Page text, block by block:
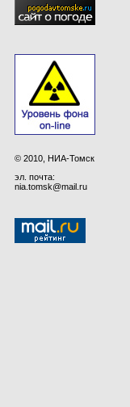
© 2010, НИА-Томск
эл. почта:
nia.tomsk@mail.ru